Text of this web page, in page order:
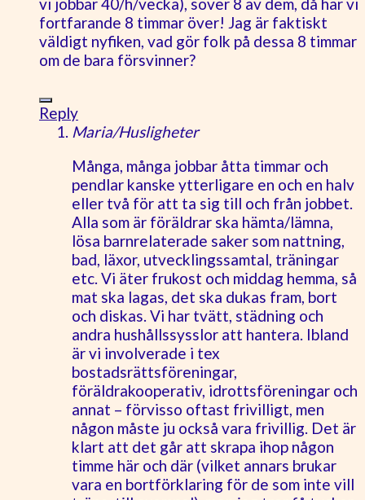
vi jobbar 40/h/vecka), sover 8 av dem, då har vi
fortfarande 8 timmar över! Jag är faktiskt
väldigt nyfiken, vad gör folk på dessa 8 timmar
om de bara försvinner?
Reply
Maria/Husligheter
Många, många jobbar åtta timmar och
pendlar kanske ytterligare en och en halv
eller två för att ta sig till och från jobbet.
Alla som är föräldrar ska hämta/lämna,
lösa barnrelaterade saker som nattning,
bad, läxor, utvecklingssamtal, träningar
etc. Vi äter frukost och middag hemma, så
mat ska lagas, det ska dukas fram, bort
och diskas. Vi har tvätt, städning och
andra hushållssysslor att hantera. Ibland
är vi involverade i tex
bostadsrättsföreningar,
föräldrakooperativ, idrottsföreningar och
annat – förvisso oftast frivilligt, men
någon måste ju också vara frivillig. Det är
klart att det går att skrapa ihop någon
timme här och där (vilket annars brukar
vara en bortförklaring för de som inte vill